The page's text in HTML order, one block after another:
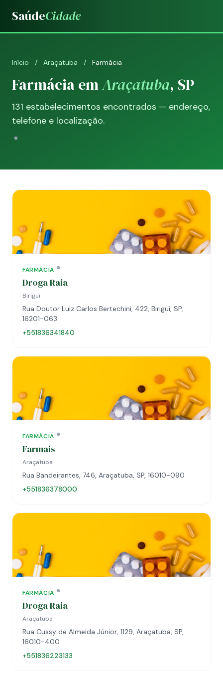
SaúdeCidade
Início / Araçatuba / Farmácia
Farmácia emAraçatuba, SP
131 estabelecimentos encontrados — endereço,
telefone e localização.
FARMÁCIA
Droga Raia
Birigui
Rua Doutor Luiz Carlos Bertechini, 422, Birigui, SP,
16201-063
+551836341840
FARMÁCIA
Farmais
Araçatuba
Rua Bandeirantes, 746, Araçatuba, SP, 16010-090
+551836378000
FARMÁCIA
Droga Raia
Araçatuba
Rua Cussy de Almeida Júnior, 1129, Araçatuba, SP,
16010-400
+551836223133